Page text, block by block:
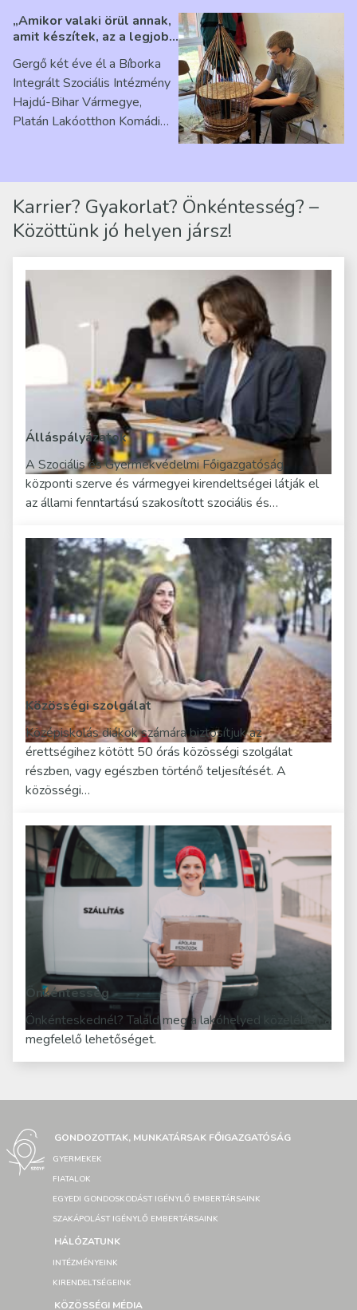
„Amikor valaki örül annak,
amit készítek, az a legjobb
Ribárszky Gergő ellátottal
Gergő két éve él a Bíborka
Integrált Szociális Intézmény
Hajdú-Bihar Vármegye,
Platán Lakóotthon Komádi
Karrier? Gyakorlat? Önkéntesség? –
Közöttünk jó helyen jársz!
Álláspályázatok
A Szociális és Gyermekvédelmi Főigazgatóság
központi szerve és vármegyei kirendeltségei látják el
az állami fenntartású szakosított szociális és…
Közösségi szolgálat
Középiskolás diákok számára biztosítjuk az
érettségihez kötött 50 órás közösségi szolgálat
részben, vagy egészben történő teljesítését. A
közösségi…
Önkéntesség
Önkénteskednél? Találd meg a lakóhelyed közelében a
megfelelő lehetőséget.
GONDOZOTTAK, MUNKATÁRSAK FŐIGAZGATÓSÁG
GYERMEKEK
FIATALOK
EGYEDI GONDOSKODÁST IGÉNYLŐ EMBERTÁRSAINK
SZAKÁPOLÁST IGÉNYLŐ EMBERTÁRSAINK
HÁLÓZATUNK
INTÉZMÉNYEINK
KIRENDELTSÉGEINK
KÖZÖSSÉGI MÉDIA